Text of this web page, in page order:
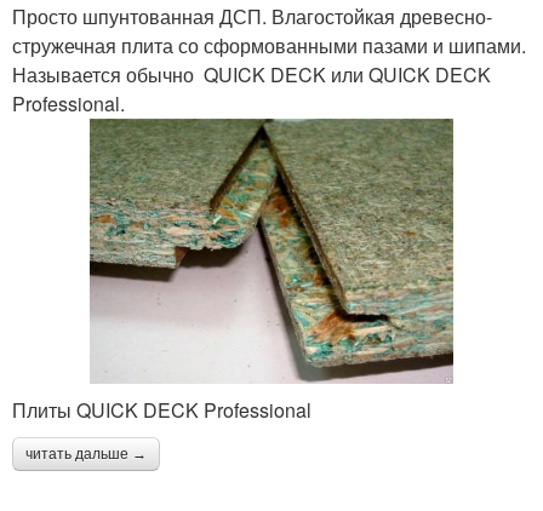
Просто шпунтованная ДСП. Влагостойкая древесно-
стружечная плита со сформованными пазами и шипами.
Называется обычно QUICK DECK или QUICK DECK
Professional.
Плиты QUICK DECK Professional
читать дальше →